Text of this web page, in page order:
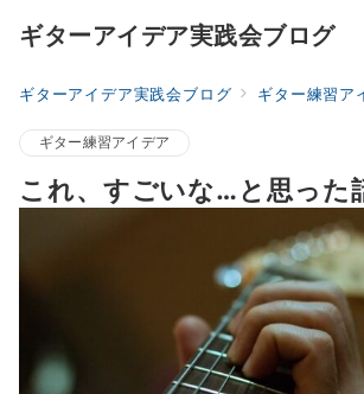
ギターアイデア実践会ブログ
ギターアイデア実践会ブログ ギター練習ア
ギター練習アイデア
これ、すごいな…と思った